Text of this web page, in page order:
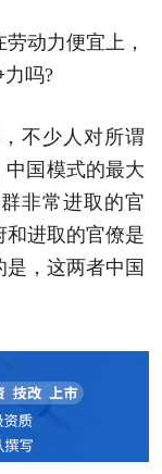
动力便宜上，
吗?
不少人对所谓
中国模式的最大
非常进取的官
进取的官僚是
，这两者中国